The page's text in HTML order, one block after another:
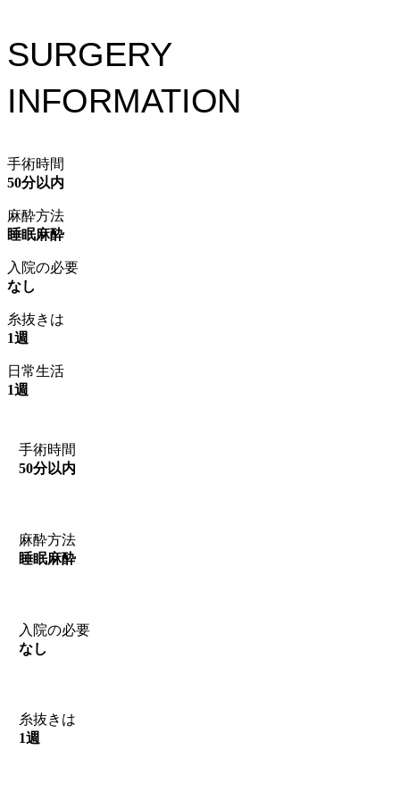
SURGERY
INFORMATION
手術時間
50分以内
麻酔方法
睡眠麻酔
入院の必要
なし
糸抜きは
1週
日常生活
1週
手術時間
50分以内
麻酔方法
睡眠麻酔
入院の必要
なし
糸抜きは
1週